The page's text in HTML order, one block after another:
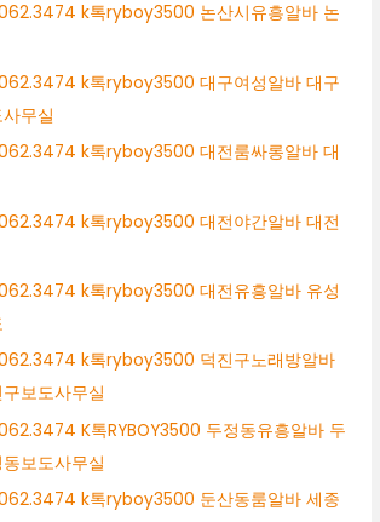
k톡ryboy3500 논산시유흥알바 논
k톡ryboy3500 대구여성알바 대구
무실
k톡ryboy3500 대전룸싸롱알바 대
k톡ryboy3500 대전야간알바 대전
k톡ryboy3500 대전유흥알바 유성
k톡ryboy3500 덕진구노래방알바
보도사무실
K톡RYBOY3500 두정동유흥알바 두
보도사무실
k톡ryboy3500 둔산동룸알바 세종